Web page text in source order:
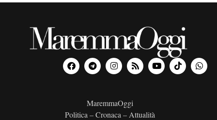
MaremmaOggi
Politica – Cronaca – Attualità